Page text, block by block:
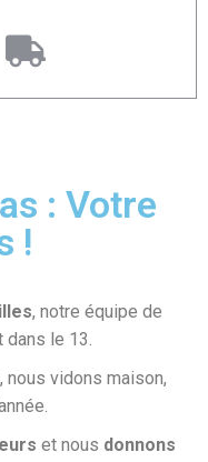
: Votre
!
, notre équipe de
le 13.
nous vidons maison,
et nous donnons